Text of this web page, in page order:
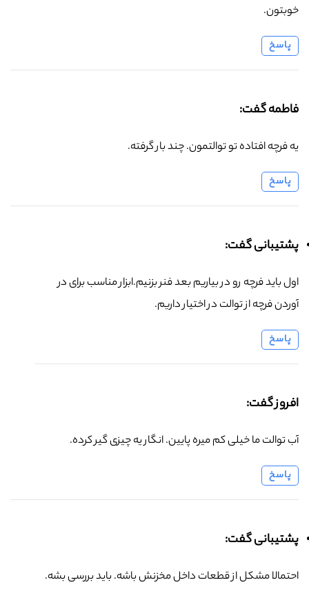
خوبتون.
پاسخ
فاطمه گفت:
یه فرچه افتاده تو توالتمون. چند بار گرفته.
پاسخ
پشتیبانی گفت:
اول باید فرچه رو در بیاریم بعد فنر بزنیم.ابزار مناسب برای در
آوردن فرچه از توالت در اختیار داریم.
پاسخ
افروز گفت:
آب توالت ما خیلی کم میره پایین. انگار یه چیزی گیر کرده.
پاسخ
پشتیبانی گفت:
احتمالا مشکل از قطعات داخل مخزنش باشه. باید بررسی بشه.